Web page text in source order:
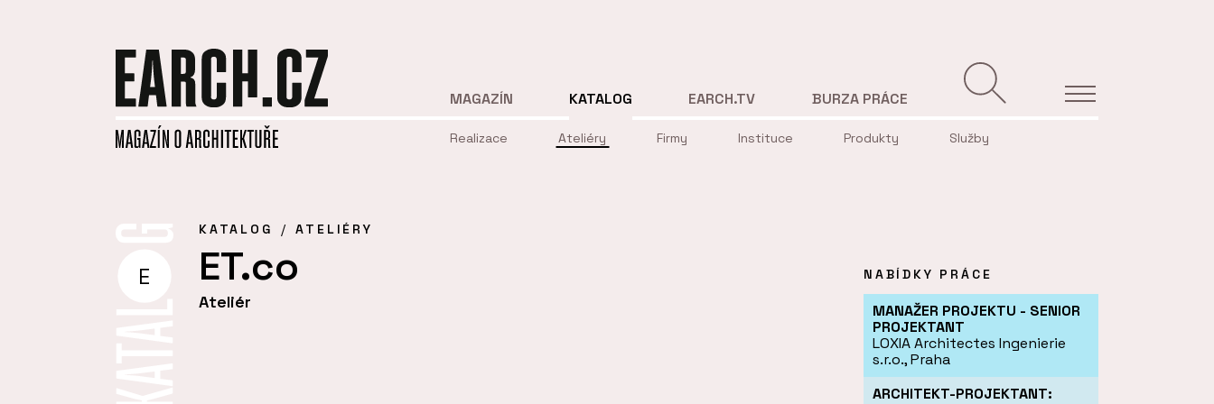
MAGAZÍN KATALOG
Realizace Ateliéry Firmy Instituce Produkty Služby
EARCH.TV BURZA PRÁCE
E
KATALOG ATELIÉRY
ET.co
Ateliér
NABÍDKY PRÁCE
MANAŽER PROJEKTU - SENIOR
PROJEKTANT
LOXIA Architectes Ingenierie
s.r.o., Praha
ARCHITEKT-PROJEKTANT: